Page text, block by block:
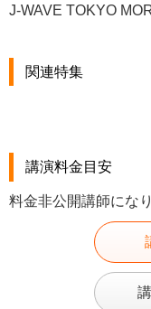
J-WAVE TOKYO
関連特集
講演料金目安
料金非公開講師にな